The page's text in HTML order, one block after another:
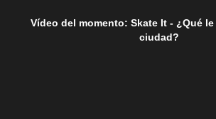
Vídeo del momento: Skate It - ¿Qué
ciudad?